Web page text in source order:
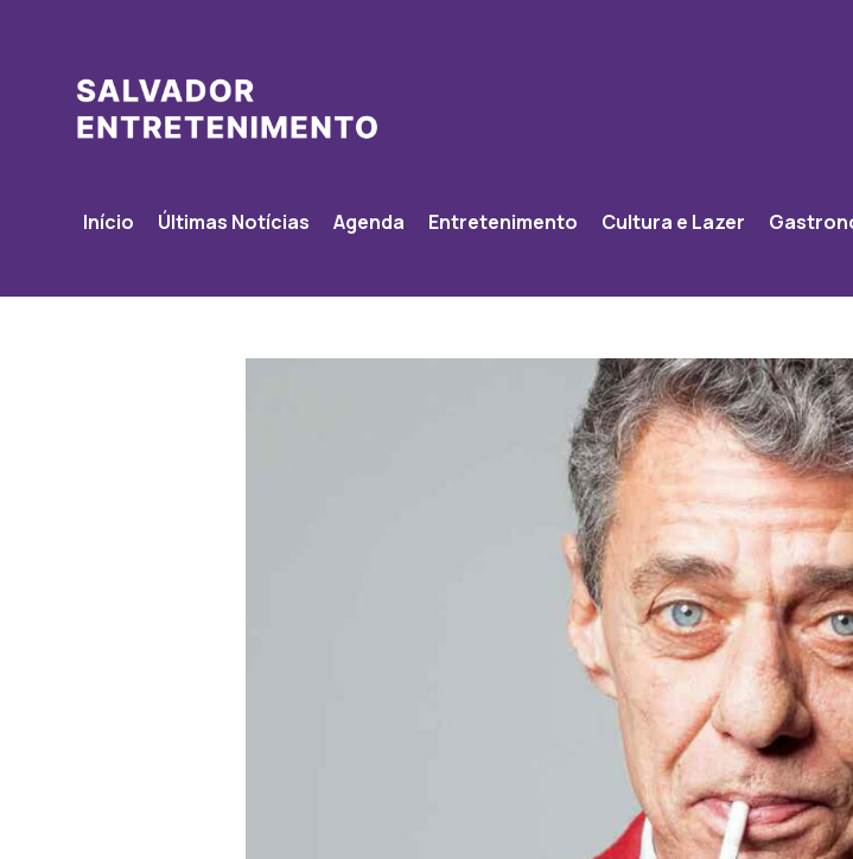
Início Últimas Notícias Agenda Entretenimento Cultura e Lazer